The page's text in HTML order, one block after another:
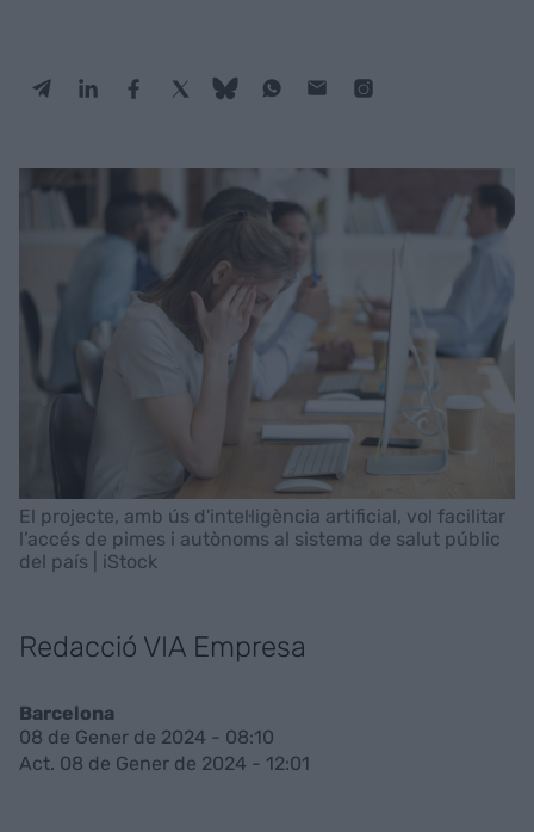
El projecte, amb ús d'intel·ligència artificial, vol facilitar
l’accés de pimes i autònoms al sistema de salut públic
del país | iStock
Redacció VIA Empresa
Barcelona
08 de Gener de 2024 - 08:10
Act. 08 de Gener de 2024 - 12:01